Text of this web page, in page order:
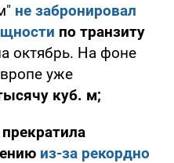
не забронировал
по транзиту
октябрь. На фоне
уже
куб. м;
прекратила
из-за рекордно